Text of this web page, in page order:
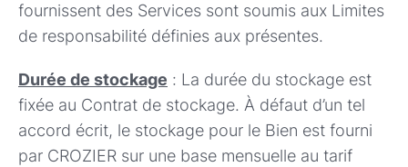
fournissent des Services sont soumis aux Limites
de responsabilité définies aux présentes.
Durée de stockage : La durée du stockage est
fixée au Contrat de stockage. À défaut d’un tel
accord écrit, le stockage pour le Bien est fourni
par CROZIER sur une base mensuelle au tarif